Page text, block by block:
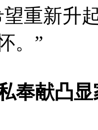
望重新升
。”
奉献凸